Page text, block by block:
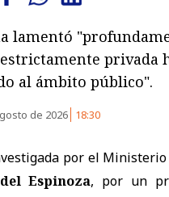
lamentó
privada
al ámbito público".
de 2026 18:30
por el
Espinoza, por un